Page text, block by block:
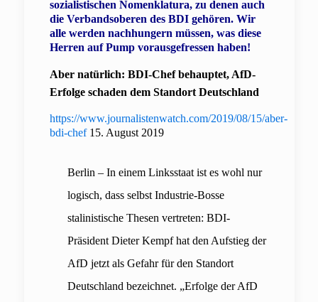
sozialistischen Nomenklatura, zu denen auch
die Verbandsoberen des BDI gehören. Wir
alle werden nachhungern müssen, was diese
Herren auf Pump vorausgefressen haben!
Aber natürlich: BDI-Chef behauptet, AfD-
Erfolge schaden dem Standort Deutschland
https://www.journalistenwatch.com/2019/08/15/aber-
bdi-chef15. August 2019
Berlin – In einem Linksstaat ist es wohl nur
logisch, dass selbst Industrie-Bosse
stalinistische Thesen vertreten: BDI-
Präsident Dieter Kempf hat den Aufstieg der
AfD jetzt als Gefahr für den Standort
Deutschland bezeichnet. „Erfolge der AfD